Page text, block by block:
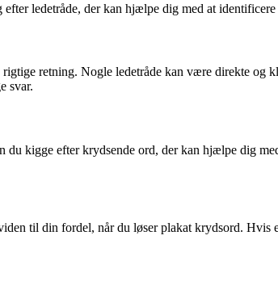
ledetråde, der kan hjælpe dig med at
retning. Nogle ledetråde kan være direkte
svar.
kigge efter krydsende ord, der kan hjælpe dig
til din fordel, når du løser plakat krydsord. Hvis